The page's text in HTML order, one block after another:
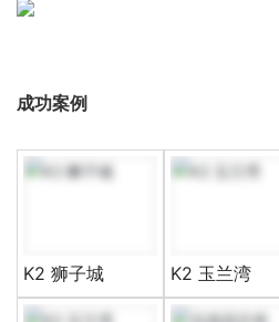
成功案例
K2 狮子城 K2 玉兰湾